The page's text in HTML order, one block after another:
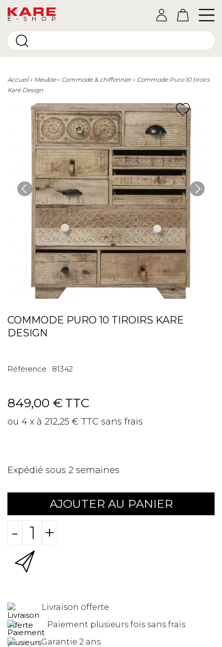
E-SHOP
Accueil Meuble Commode & chiffonnier
Commode Puro 10 tiroirs
Kare Design
COMMODE PURO 10 TIROIRS KARE
DESIGN
Référence : 81342
849,00 € TTC
ou 4 x à 212,25 € TTC sans frais
Expédié sous 2 semaines
AJOUTER AU PANIER
- +
Livraison offerte
Paiement plusieurs fois sans frais
Garantie 2 ans